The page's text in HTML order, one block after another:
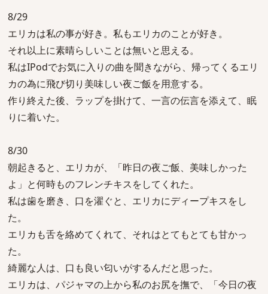
8/29
エリカは私の事が好き。私もエリカのことが好き。
それ以上に素晴らしいことは無いと思える。
私はIPodでお気に入りの曲を聞きながら、帰ってくるエリ
カの為に飛び切り美味しい夜ご飯を用意する。
作り終えた後、ラップを掛けて、一言の伝言を添えて、眠
りに着いた。
8/30
朝起きると、エリカが、「昨日の夜ご飯、美味しかった
よ」と何時ものフレンチキスをしてくれた。
私は歯を磨き、口を濯ぐと、エリカにディープキスをし
た。
エリカも舌を絡めてくれて、それはとてもとても甘かっ
た。
綺麗な人は、口も良い匂いがするんだと思った。
エリカは、パジャマの上から私のお尻を撫で、「今日の夜